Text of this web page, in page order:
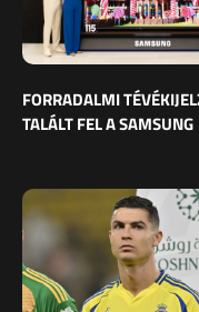
FORRADALMI
TALÁLT FEL A SAMSUNG